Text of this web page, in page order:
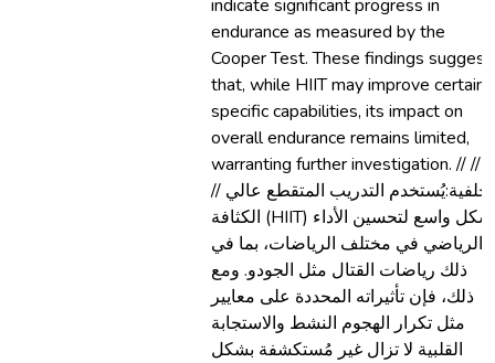
indicate significant progress in
endurance as measured by the
Cooper Test. These findings suggest
that, while HIIT may improve certain
specific capabilities, its impact on
overall endurance remains limited,
warranting further investigation. // // //
// الخلفية:يُستخدم التدريب المتقطع عالي
الكثافة (HIIT) بشكل واسع لتحسين الأداء
الرياضي في مختلف الرياضات، بما في
ذلك رياضات القتال مثل الجودو. ومع
ذلك، فإن تأثيراته المحددة على معايير
مثل تكرار الهجوم النشط والاستجابة
القلبية لا تزال غير مُستكشفة بشكل